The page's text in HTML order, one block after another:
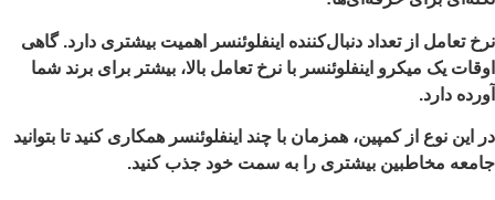
تعامل از تعداد دنبال‌کننده اینفلوئنسر اهمیت بیشتری دارد. گاهی
یک میکرو اینفلوئنسر با نرخ تعامل بالا، بیشتر برای برند شما
دارد.
این نوع از کمپین، همزمان با چند اینفلوئنسر همکاری کنید تا بتوانید
مخاطبین بیشتری را به سمت خود جذب کنید.